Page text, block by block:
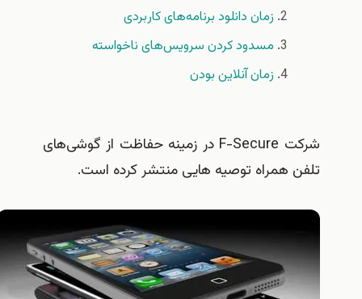
زمان دانلود برنامه‌های کاربردی
مسدود کردن سرویس‌های ناخواسته
زمان آنلاین بودن
شرکت F-Secure در زمینه حفاظت از گوشی‌های
تلفن همراه توصیه هایی منتشر کرده است.